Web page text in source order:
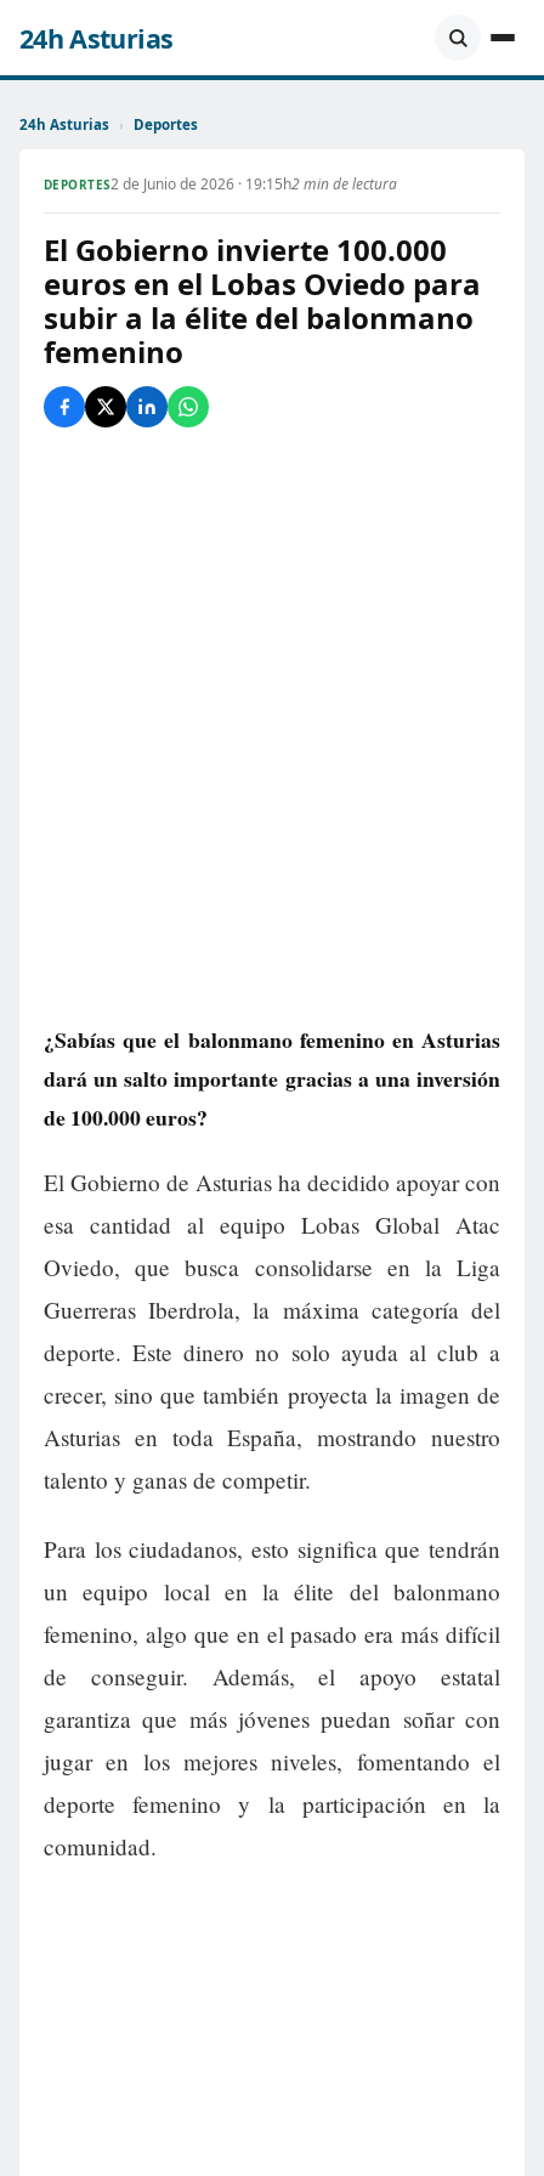
24h Asturias
24h Asturias › Deportes
DEPORTES2 de Junio de 2026 · 19:15h2 min de lectura
El Gobierno invierte 100.000
euros en el Lobas Oviedo para
subir a la élite del balonmano
femenino
¿Sabías que el balonmano femenino en Asturias
dará un salto importante gracias a una inversión
de 100.000 euros?
El Gobierno de Asturias ha decidido apoyar con
esa cantidad al equipo Lobas Global Atac
Oviedo, que busca consolidarse en la Liga
Guerreras Iberdrola, la máxima categoría del
deporte. Este dinero no solo ayuda al club a
crecer, sino que también proyecta la imagen de
Asturias en toda España, mostrando nuestro
talento y ganas de competir.
Para los ciudadanos, esto significa que tendrán
un equipo local en la élite del balonmano
femenino, algo que en el pasado era más difícil
de conseguir. Además, el apoyo estatal
garantiza que más jóvenes puedan soñar con
jugar en los mejores niveles, fomentando el
deporte femenino y la participación en la
comunidad.